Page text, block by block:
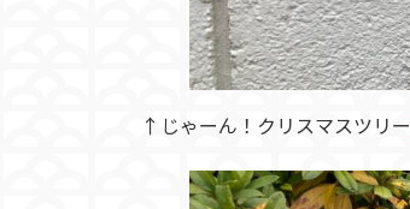
↑じゃーん！クリスマスツリー